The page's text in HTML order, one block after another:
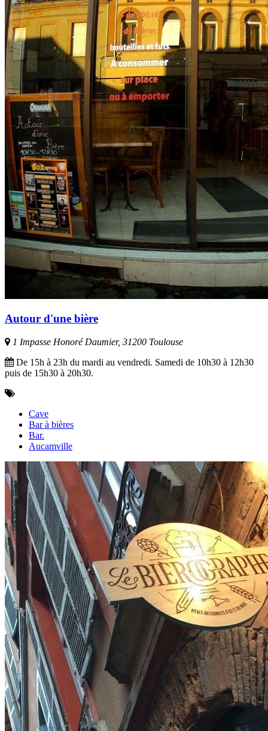
Autour d'une bière
1 Impasse Honoré Daumier, 31200 Toulouse
De 15h à 23h du mardi au vendredi. Samedi de 10h30 à 12h30
puis de 15h30 à 20h30.
Cave
Bar à bières
Bar.
Aucamville